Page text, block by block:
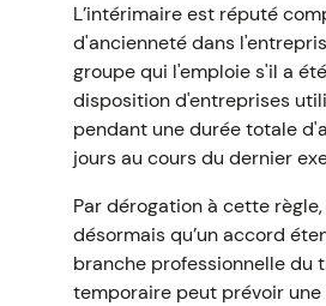
L’intérimaire est réputé
d'ancienneté dans
groupe qui l'emploie s'il a
disposition d'entreprises
pendant une durée totale
jours au cours du dernier
Par dérogation à cette
désormais qu’un accord
branche professionnelle du
temporaire peut prévoir une